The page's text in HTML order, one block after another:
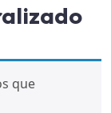
que